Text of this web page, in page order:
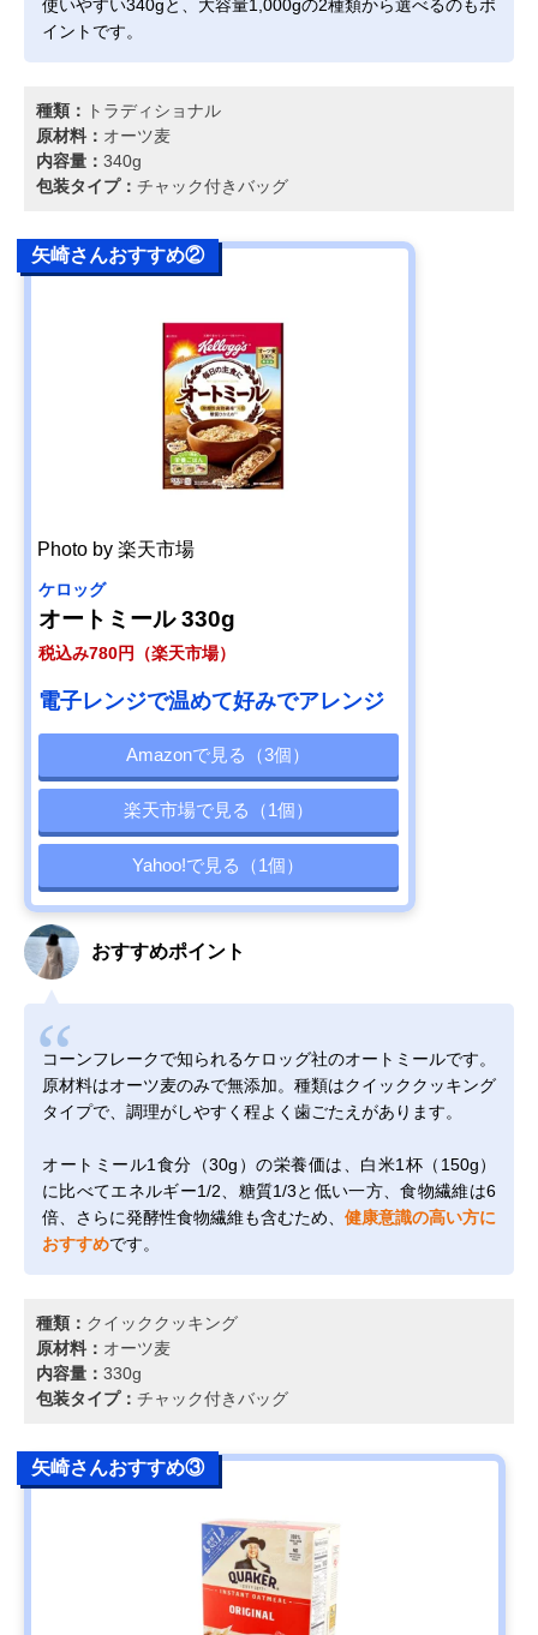
使いやすい340gと、大容量1,000gの2種類から選べるのもポ
イントです。
種類：
トラディショナル
原材料： オーツ麦
内容量： 340g
包装タイプ： チャック付きバッグ
矢崎さんおすすめ②
Photo by 楽天市場
ケロッグ
オートミール 330g
税込み780円（楽天市場）
電子レンジで温めて好みでアレンジ
Amazonで見る（3個）
楽天市場で見る（1個）
Yahoo!で見る（1個）
おすすめポイント
コーンフレークで知られるケロッグ社のオートミールです。
原材料はオーツ麦のみで無添加。種類はクイッククッキング
タイプで、調理がしやすく程よく歯ごたえがあります。
オートミール1食分（30g）の栄養価は、白米1杯（150g）
に比べてエネルギー1/2、糖質1/3と低い一方、食物繊維は6
倍、さらに発酵性食物繊維も含むため、 健康意識の高い方に
おすすめです。
種類： クイッククッキング
原材料： オーツ麦
内容量： 330g
包装タイプ： チャック付きバッグ
矢崎さんおすすめ③